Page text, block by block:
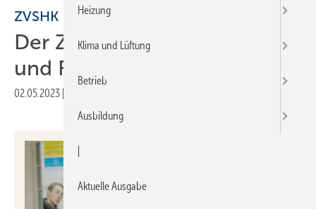
ZVSHK
Der Zentralverband in Radio
und Fernsehen
02.05.2023
Heizung
Klima und Lüftung
Betrieb
Ausbildung
Aktuelle Ausgabe